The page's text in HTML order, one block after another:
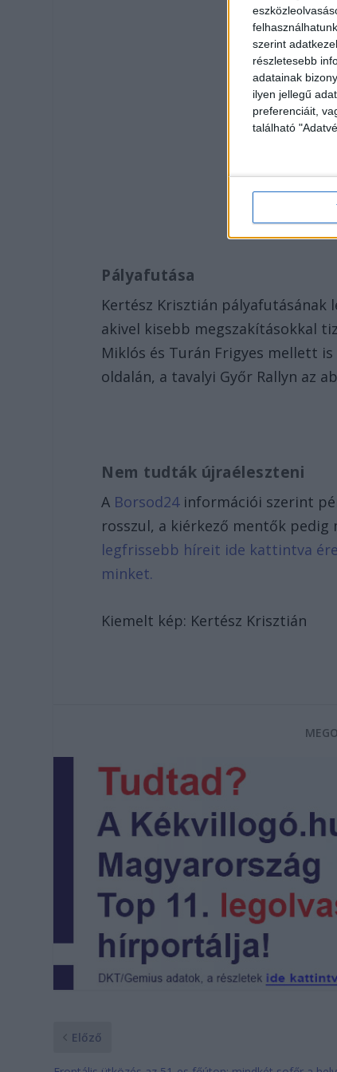
szerint
részletesebb
adatainak
ilyen jellegű
preferenciáit,
található
Pályafutása
Kertész Krisztián
akivel kisebb megszakításokkal
Miklós és Turán Frigyes mellett
oldalán, a tavalyi Győr Rallyn az
Nem tudták újraéleszteni
A Borsod24információi szerint
rosszul, a kiérkező mentők
legfrissebb híreit ide kattintva
minket.
Kiemelt kép: Kertész Krisztián
Előző